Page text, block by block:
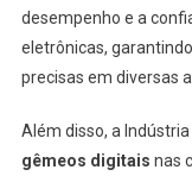
desempenho e a
eletrônicas,
precisas em diversas
Além disso, a
gêmeos digitais nas